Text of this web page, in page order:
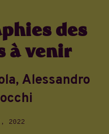
des
à venir
Alessandro
2022